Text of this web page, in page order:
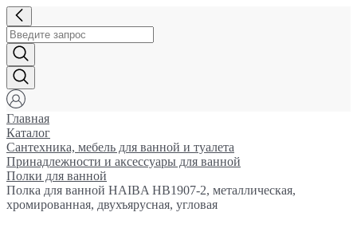
Главная
Каталог
Сантехника, мебель для ванной и туалета
Принадлежности и аксессуары для ванной
Полки для ванной
Полка для ванной HAIBA HB1907-2, металлическая,
хромированная, двухъярусная, угловая